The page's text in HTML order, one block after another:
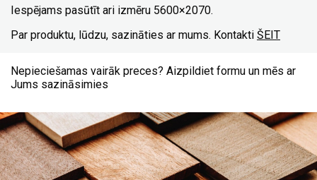
Iespējams pasūtīt ari izmēru 5600×2070.
Par produktu, lūdzu, sazināties ar mums. Kontakti ŠEIT
Nepieciešamas vairāk preces? Aizpildiet formu un mēs ar
Jums sazināsimies